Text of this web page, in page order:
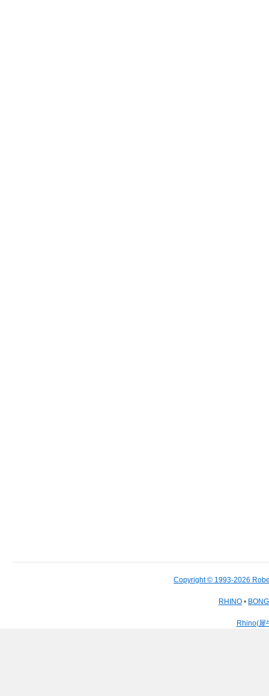
Copyright © 1993-2026
RHINO •
Rhino(犀